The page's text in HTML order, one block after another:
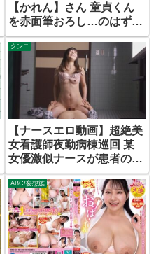
【かれん】さん 童貞くん
を赤面筆おろし…のはずが
実は絶倫AV男優 失禁・痙
攣お構いなし何度イっても
止まらない激ピストンでイ
カせる！【マジックミラー
号25周年記念作品】
クンニ
【ナースエロ動画】超絶美
女看護師夜勤病棟巡回 某
女優激似ナースが患者の手
淫を目撃したら…
ABC/妄想族